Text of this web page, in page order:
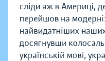
сліди аж в Америці,
перейшов на
найвидатніших
досягнувши
українській мові,